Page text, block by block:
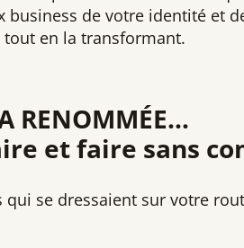
de votre identité et
en la transformant.
RENOMMÉE…
et faire sans
se dressaient sur votre